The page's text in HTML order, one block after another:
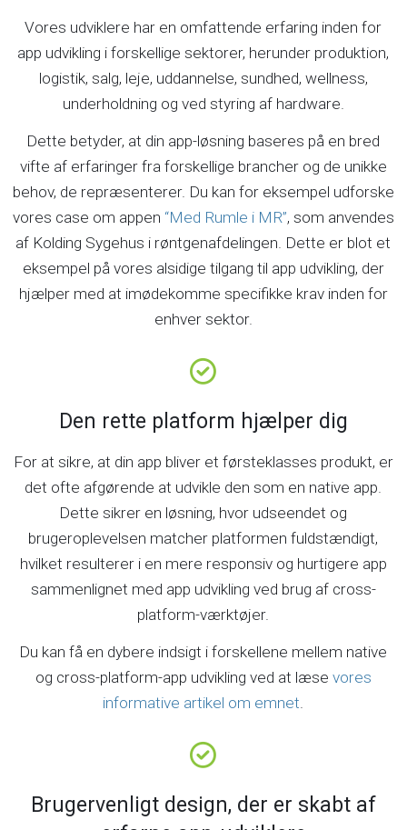
Vores udviklere har en omfattende erfaring inden for
app udvikling i forskellige sektorer, herunder produktion,
logistik, salg, leje, uddannelse, sundhed, wellness,
underholdning og ved styring af hardware.
Dette betyder, at din app-løsning baseres på en bred
vifte af erfaringer fra forskellige brancher og de unikke
behov, de repræsenterer. Du kan for eksempel udforske
vores case om appen “Med Rumle i MR”, som anvendes
af Kolding Sygehus i røntgenafdelingen. Dette er blot et
eksempel på vores alsidige tilgang til app udvikling, der
hjælper med at imødekomme specifikke krav inden for
enhver sektor.
Den rette platform hjælper dig
For at sikre, at din app bliver et førsteklasses produkt, er
det ofte afgørende at udvikle den som en native app.
Dette sikrer en løsning, hvor udseendet og
brugeroplevelsen matcher platformen fuldstændigt,
hvilket resulterer i en mere responsiv og hurtigere app
sammenlignet med app udvikling ved brug af cross-
platform-værktøjer.
Du kan få en dybere indsigt i forskellene mellem native
og cross-platform-app udvikling ved at læse vores
informative artikel om emnet
Brugervenligt design, der er skabt af